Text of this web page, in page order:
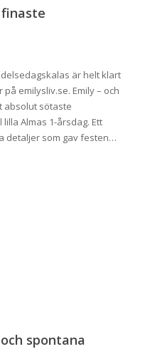
är helt klart
emilysliv.se. Emily – och
absolut sötaste
Almas 1-årsdag. Ett
detaljer som gav festen…
spontana